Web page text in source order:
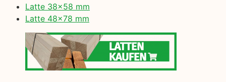
Latte 38×58 mm
Latte 48×78 mm